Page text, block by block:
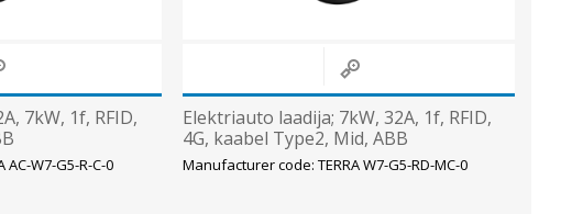
7kW, 1f, RFID,
W7-G5-R-C-0
Elektriauto laadija; 7kW, 32A, 1f, RFID,
4G, kaabel Type2, Mid, ABB
Manufacturer code: TERRA W7-G5-RD-MC-0